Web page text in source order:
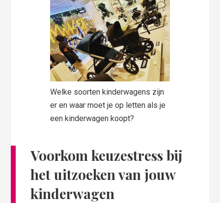
Welke soorten kinderwagens zijn
er en waar moet je op letten als je
een kinderwagen koopt?
Voorkom keuzestress bij
hetuitzoeken van jouw
kinderwagen